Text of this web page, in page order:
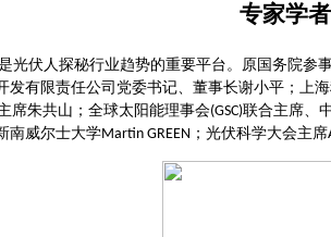
专家学者
光伏人探秘行业趋势的重要平台。原国务院参
发有限责任公司党委书记、董事长谢小平；上
席朱共山；全球太阳能理事会(GSC)联合主席、
南威尔士大学Martin GREEN ；光伏科学大会主席